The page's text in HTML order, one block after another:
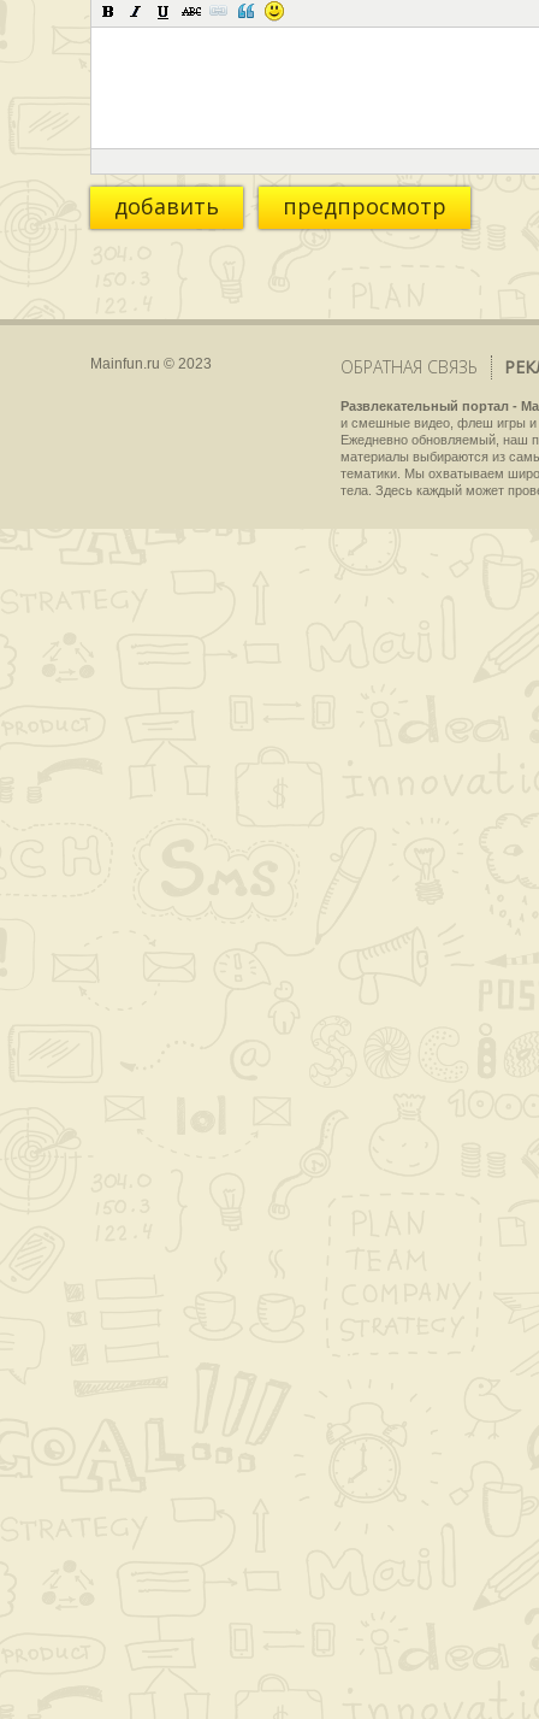
добавить предпросмотр
Mainfun.ru © 2023 ОБРАТНАЯ СВЯЗЬ
Развлекательный портал -
и смешные видео, флеш игры и
Ежедневно обновляемый, наш
материалы выбираются из
тематики. Мы охватываем
тела. Здесь каждый может